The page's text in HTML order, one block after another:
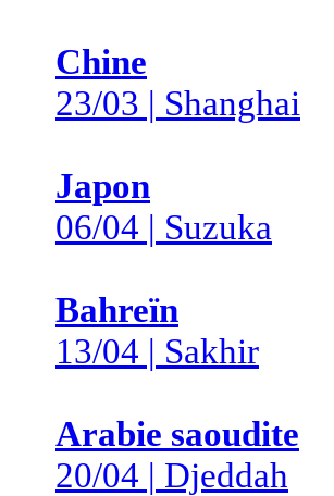
Chine
23/03 | Shanghai
Japon
06/04 | Suzuka
Bahreïn
13/04 | Sakhir
Arabie saoudite
20/04 | Djeddah